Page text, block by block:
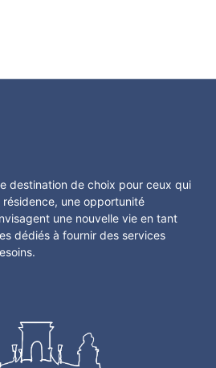
destination de choix pour ceux qui
une opportunité
une nouvelle vie en tant
dédiés à fournir des services